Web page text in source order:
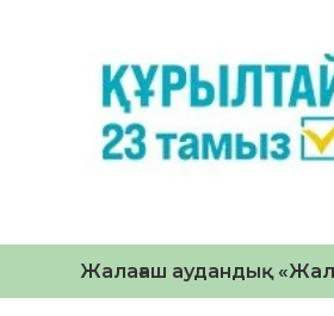
Жалағаш аудандық